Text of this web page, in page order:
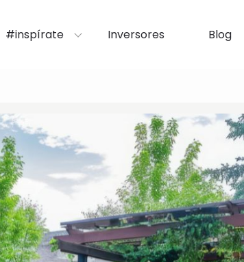
#inspírate Inversores Blog